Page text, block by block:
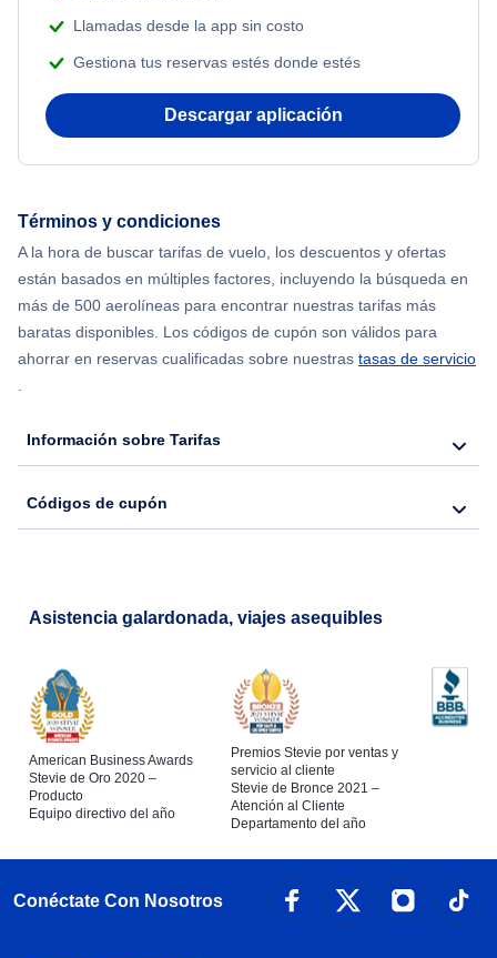
Llamadas desde la app sin costo
Gestiona tus reservas estés donde estés
Descargar aplicación
Términos y condiciones
A la hora de buscar tarifas de vuelo, los descuentos y ofertas
están basados en múltiples factores, incluyendo la búsqueda en
más de 500 aerolíneas para encontrar nuestras tarifas más
baratas disponibles. Los códigos de cupón son válidos para
ahorrar en reservas cualificadas sobre nuestras tasas de servicio
.
Información sobre Tarifas
Códigos de cupón
Asistencia galardonada, viajes asequibles
American Business Awards
Stevie de Oro 2020 –
Producto
Equipo directivo del año
Premios Stevie por ventas y
servicio al cliente
Stevie de Bronce 2021 –
Atención al Cliente
Departamento del año
Conéctate Con Nosotros